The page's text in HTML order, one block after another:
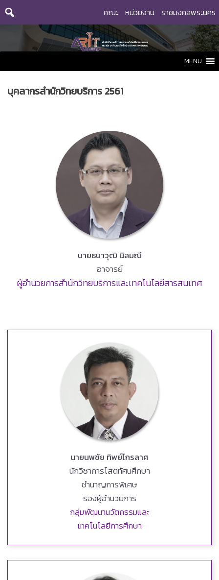
Skip
คณะ หน่วยงาน ราชมงคลพระนคร
MENU
บุคลากรสำนักวิทยบริการ 2561
นายธนาวุฒิ นิลมณี
อาจารย์
ผู้อำนวยการสำนักวิทยบริการและเทคโนโลยีสารสนเทศ
นายนพชัย ทิพย์ไกรลาศ
นักวิชาการโสตทัศนศึกษา
ชำนาญการพิเศษ
รองผู้อำนวยการ
กลุ่มพัฒนานวัตกรรมและ
เทคโนโลยีการศึกษา